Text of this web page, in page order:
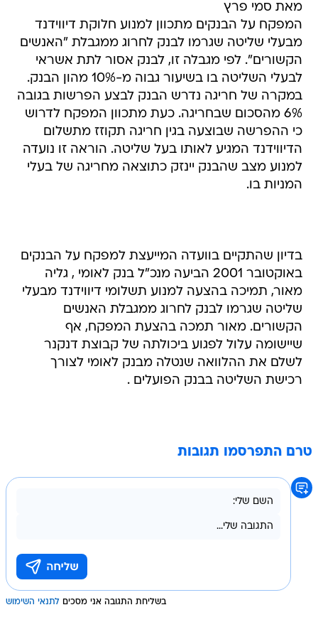
מאת סמי פרץ
המפקח על הבנקים מתכוון למנוע חלוקת דיווידנד
מבעלי שליטה שגרמו לבנק לחרוג ממגבלת "האנשים
הקשורים". לפי מגבלה זו, לבנק אסור לתת אשראי
לבעלי השליטה בו בשיעור גבוה מ-10% מהון הבנק.
במקרה של חריגה נדרש הבנק לבצע הפרשות בגובה
6% מהסכום שבחריגה. כעת מתכוון המפקח לדרוש
כי ההפרשה שבוצעה בגין חריגה תקוזז מתשלום
הדיווידנד המגיע לאותו בעל שליטה. הוראה זו נועדה
למנוע מצב שהבנק יינזק כתוצאה מחריגה של בעלי
המניות בו.
בדיון שהתקיים בוועדה המייעצת למפקח על הבנקים
באוקטובר 2001 הביעה מנכ"ל בנק לאומי , גליה
מאור, תמיכה בהצעה למנוע תשלומי דיווידנד מבעלי
שליטה שגרמו לבנק לחרוג ממגבלת האנשים
הקשורים. מאור תמכה בהצעת המפקח, אף
שיישומה עלול לפגוע ביכולתה של קבוצת דנקנר
לשלם את ההלוואה שנטלה מבנק לאומי לצורך
רכישת השליטה בבנק הפועלים .
טרם התפרסמו תגובות
בשליחת התגובה אני מסכים לתנאי השימוש